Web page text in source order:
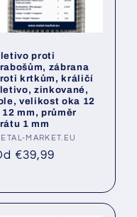
proti
zábrana
krtkům, králičí
zinkované,
velikost oka 12
12 mm, průměr
1 mm
MARKET.EU
€39,99